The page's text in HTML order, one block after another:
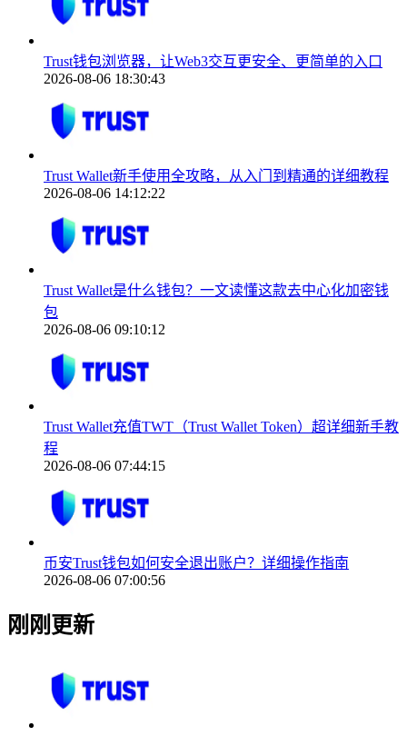
Trust钱包浏览器，让Web3交互更安全、更简单的入口
2026-08-06 18:30:43
Trust Wallet新手使用全攻略，从入门到精通的详细教程
2026-08-06 14:12:22
Trust Wallet是什么钱包？一文读懂这款去中心化加密钱
包
2026-08-06 09:10:12
Trust Wallet充值TWT（Trust Wallet Token）超详细新手教
程
2026-08-06 07:44:15
币安Trust钱包如何安全退出账户？详细操作指南
2026-08-06 07:00:56
刚刚更新